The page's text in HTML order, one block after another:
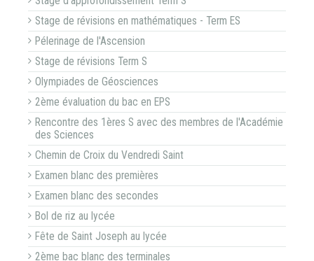
Stage de révisions en mathématiques - Term ES
Pélerinage de l'Ascension
Stage de révisions Term S
Olympiades de Géosciences
2ème évaluation du bac en EPS
Rencontre des 1ères S avec des membres de l'Académie
des Sciences
Chemin de Croix du Vendredi Saint
Examen blanc des premières
Examen blanc des secondes
Bol de riz au lycée
Fête de Saint Joseph au lycée
2ème bac blanc des terminales